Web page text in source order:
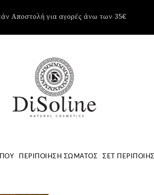
Αποστολή για αγορές άνω των 35€
ΠΕΡΙΠΟΊΗΣΗ ΣΏΜΑΤΟΣ ΣΕΤ